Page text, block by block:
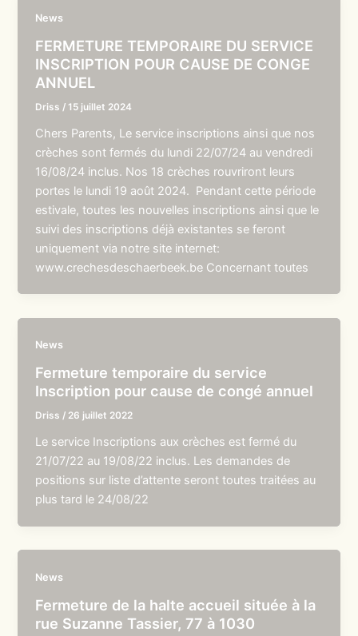
News
FERMETURE TEMPORAIRE DU SERVICE
INSCRIPTION POUR CAUSE DE CONGE
ANNUEL
Driss /15 juillet 2024
Chers Parents, Le service inscriptions ainsi que nos
crèches sont fermés du lundi 22/07/24 au vendredi
16/08/24 inclus. Nos 18 crèches rouvriront leurs
portes le lundi 19 août 2024. Pendant cette période
estivale, toutes les nouvelles inscriptions ainsi que le
suivi des inscriptions déjà existantes se feront
uniquement via notre site internet:
www.crechesdeschaerbeek.be Concernant toutes
News
Fermeture temporaire du service
Inscription pour cause de congé annuel
Driss / 26 juillet 2022
Le service Inscriptions aux crèches est fermé du
21/07/22 au 19/08/22 inclus. Les demandes de
positions sur liste d’attente seront toutes traitées au
plus tard le 24/08/22
News
Fermeture de la halte accueil située à la
rue Suzanne Tassier, 77 à 1030